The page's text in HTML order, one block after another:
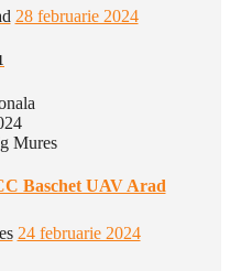
28 februarie 2024
Mures
Baschet UAV Arad
24 februarie 2024